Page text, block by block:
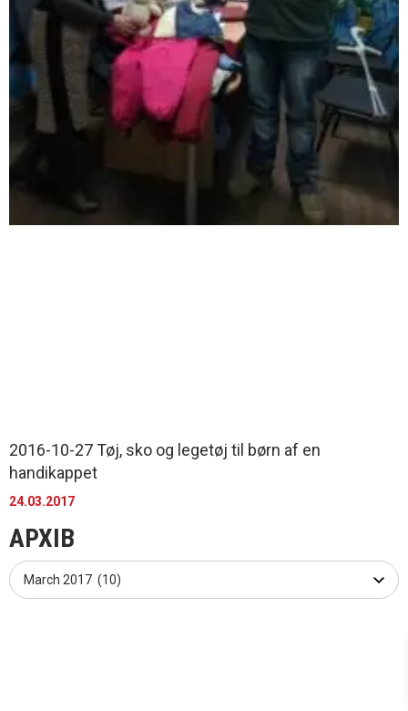
2016-10-27 Tøj, sko og legetøj til børn af en
handikappet
24.03.2017
АРХІВ